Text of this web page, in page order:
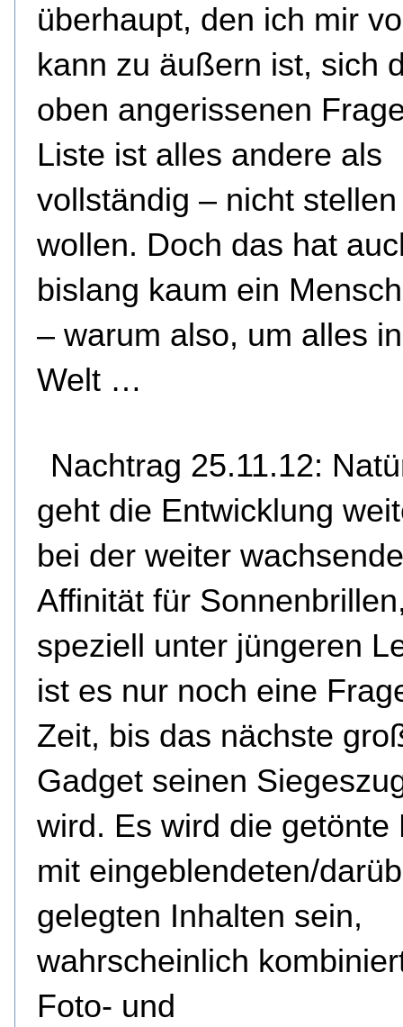
überhaupt, den ich mir
kann zu äußern ist, sich
oben angerissenen
Liste ist alles andere als
vollständig – nicht
wollen. Doch das hat
bislang kaum ein
– warum also, um alles
Welt …
Nachtrag 25.11.12:
geht die Entwicklung
bei der weiter
Affinität für
speziell unter jüngeren
ist es nur noch eine
Zeit, bis das nächste
Gadget seinen
wird. Es wird die getönte
mit eingeblendeten/
gelegten Inhalten sein,
wahrscheinlich
Foto- und